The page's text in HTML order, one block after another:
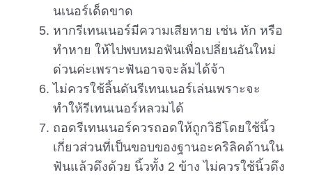
นเนอร์เด็ดขาด
หากรีเทนเนอร์มีความเสียหาย เช่น หัก หรือ
ทำหาย ให้ไปพบหมอฟันเพื่อเปลี่ยนอันใหม่
ด่วนค่ะเพราะฟันอาจจะล้มได้จ้า
ไม่ควรใช้ลิ้นดันรีเทนเนอร์เล่นเพราะจะ
ทำให้รีเทนเนอร์หลวมได้
ถอดรีเทนเนอร์ควรถอดให้ถูกวิธีโดยใช้นิ้ว
เกี่ยวส่วนที่เป็นขอบของฐานอะคริลิคด้านใน
ฟันแล้วดึงด้วย นิ้วทั้ง 2 ข้าง ไม่ควรใช้นิ้วดึง